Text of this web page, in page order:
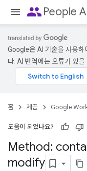
peoplePeople
Google은 AI 기술을 사용하
다. AI 번역에는 오류가 있을
홈 제품 Google
도움이 되었나요?
Method:
modify